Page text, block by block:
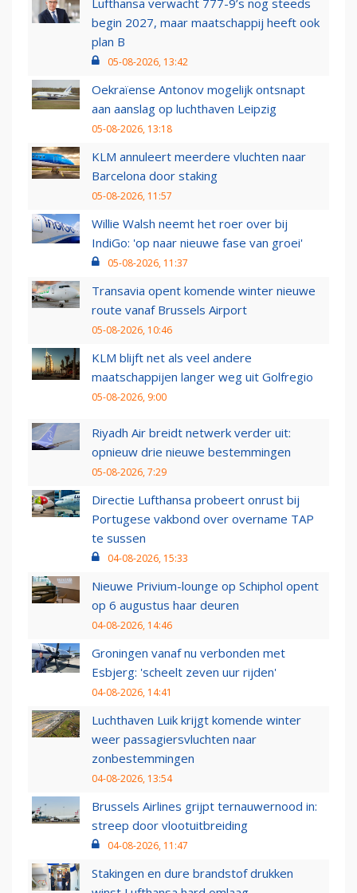
begin 2027, maar maatschappij heeft ook
plan B
05-08-2026, 13:42
Oekraïense Antonov mogelijk ontsnapt
aan aanslag op luchthaven Leipzig
05-08-2026, 13:18
KLM annuleert meerdere vluchten naar
Barcelona door staking
05-08-2026, 11:57
Willie Walsh neemt het roer over bij
IndiGo: 'op naar nieuwe fase van groei'
05-08-2026, 11:37
Transavia opent komende winter nieuwe
route vanaf Brussels Airport
05-08-2026, 10:46
KLM blijft net als veel andere
maatschappijen langer weg uit Golfregio
05-08-2026, 9:00
Riyadh Air breidt netwerk verder uit:
opnieuw drie nieuwe bestemmingen
05-08-2026, 7:29
Directie Lufthansa probeert onrust bij
Portugese vakbond over overname TAP
te sussen
04-08-2026, 15:33
Nieuwe Privium-lounge op Schiphol opent
op 6 augustus haar deuren
04-08-2026, 14:46
Groningen vanaf nu verbonden met
Esbjerg: 'scheelt zeven uur rijden'
04-08-2026, 14:41
Luchthaven Luik krijgt komende winter
weer passagiersvluchten naar
zonbestemmingen
04-08-2026, 13:54
Brussels Airlines grijpt ternauwernood in:
streep door vlootuitbreiding
04-08-2026, 11:47
Stakingen en dure brandstof drukken